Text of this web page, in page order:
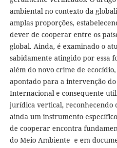
ambiental no contexto da
amplas proporções,
dever de cooperar entre os
global. Ainda, é examinado o
sabidamente atingido por essa
além do novo crime de
apontado para a intervenção
Internacional e consequente
jurídica vertical, reconhecendo
ainda um instrumento
de cooperar encontra
do Meio Ambiente e em